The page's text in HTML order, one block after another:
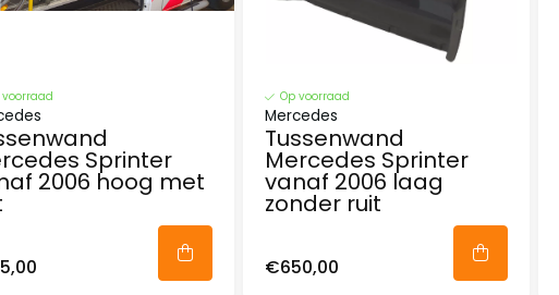
voorraad
Sprinter
2006 hoog met
Op voorraad
Mercedes
Tussenwand
Mercedes Sprinter
vanaf 2006 laag
zonder ruit
€650,00